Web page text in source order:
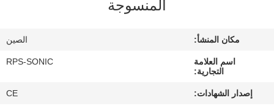
مراقبة
اتصل
المنسوجة
مكان المنشأ: الصين
اسم العلامة
التجارية:
RPS-SONIC
إصدار الشهادات: CE